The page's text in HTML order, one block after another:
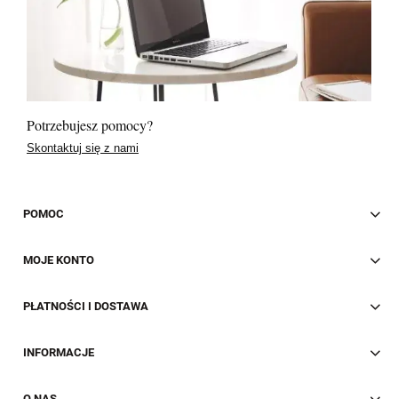
Potrzebujesz pomocy?
Skontaktuj się z nami
POMOC
MOJE KONTO
PŁATNOŚCI I DOSTAWA
INFORMACJE